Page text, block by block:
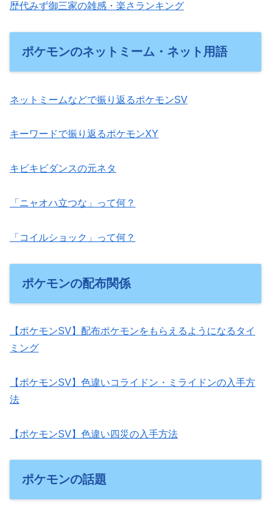
歴代みず御三家の雑感・楽さランキング
ポケモンのネットミーム・ネット用語
ネットミームなどで振り返るポケモンSV
キーワードで振り返るポケモンXY
キビキビダンスの元ネタ
「ニャオハ立つな」って何？
「コイルショック」って何？
ポケモンの配布関係
【ポケモンSV】配布ポケモンをもらえるようになるタイ
ミング
【ポケモンSV】色違いコライドン・ミライドンの入手方
法
【ポケモンSV】色違い四災の入手方法
ポケモンの話題